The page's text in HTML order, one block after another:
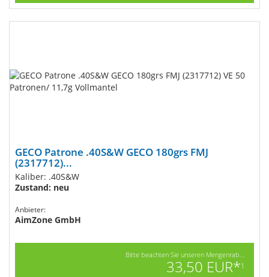
GECO Patrone .40S&W GECO 180grs FMJ
(2317712)...
Kaliber: .40S&W
Zustand: neu
Anbieter:
AimZone GmbH
Bitte beachten Sie unseren Mengenrab...
33,50 EUR*1